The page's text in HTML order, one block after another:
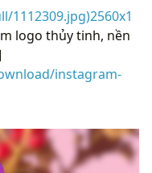
1112309.jpg)2560x1
logo thủy tinh, nền
instagram-